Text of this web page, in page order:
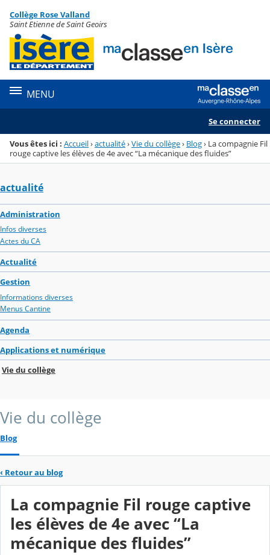
Menu de la rubrique
Contenu
Collège Rose Valland
Saint Etienne de Saint Geoirs
MENU
Se connecter
Vous êtes ici : Accueil›actualité›Vie du collège› Blog› La compagnie Fil
rouge captive les élèves de 4e avec “La mécanique des fluides”
actualité
Administration
Infos diverses
Actes du CA
Actualité
Gestion
Informations diverses
Menus Cantine
Agenda
Applications et numérique
Vie du collège
Vie du collège
Blog
‹ Retour au blog
La compagnie Fil rouge captive
les élèves de 4e avec “La
mécanique des fluides”